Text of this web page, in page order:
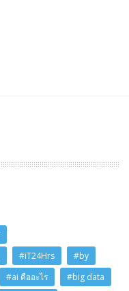
#iT24Hrs
#by
#ai คืออะไร
#big data